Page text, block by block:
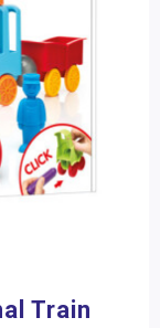
Train